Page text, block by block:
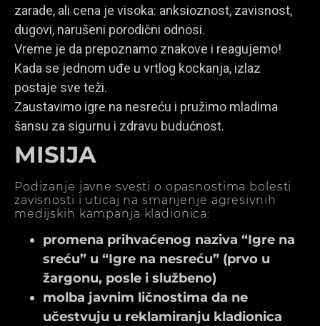
zarade, ali cena je visoka: anksioznost, zavisnost,
dugovi, narušeni porodični odnosi.
Vreme je da prepoznamo znakove i reagujemo!
Kada se jednom uđe u vrtlog kockanja, izlaz
postaje sve teži.
Zaustavimo igre na nesreću i pružimo mladima
šansu za sigurnu i zdravu budućnost.
MISIJA
Podizanje javne svesti o opasnostima bolesti
zavisnosti i uticaj na smanjenje agresivnih
medijskih kampanja kladionica:
promena prihvaćenog naziva “Igre na
sreću” u “Igre na nesreću” (prvo u
žargonu, posle i službeno)
molba javnim ličnostima da ne
učestvuju u reklamiranju kladionica